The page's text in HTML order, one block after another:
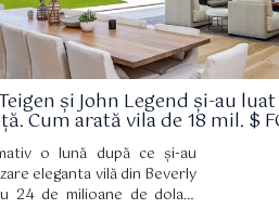
și John Legend și-au
Cum arată vila de 18 mil. $
o lună după ce și-au
eleganta vilă din Beverly
24 de milioane de dolari,